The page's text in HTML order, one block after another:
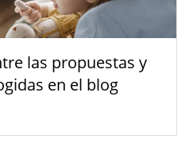
las propuestas y
en el blog